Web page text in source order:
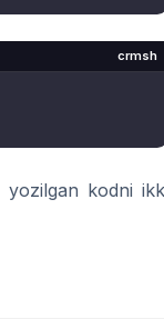
crmsh
kodni